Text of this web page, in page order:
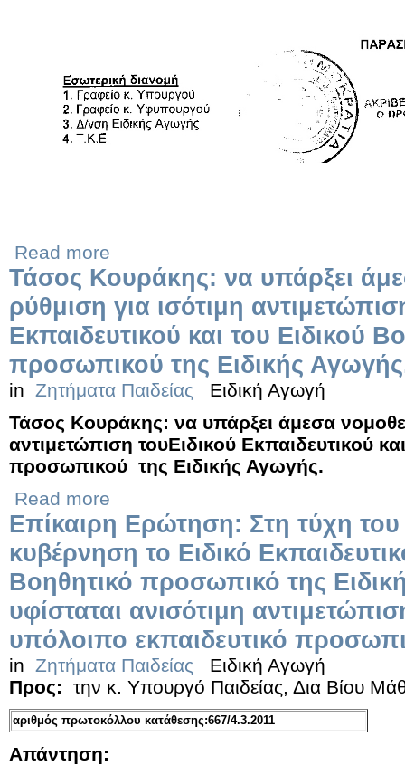
Read more
Τάσος Κουράκης: να υπάρξει
ρύθμιση για ισότιμη
Εκπαιδευτικού και του Ειδικού
προσωπικού της Ειδικής
in Ζητήματα Παιδείας
Ειδική Αγωγή
Τάσος Κουράκης: να υπάρξει άμεσα
αντιμετώπιση τουΕιδικού Εκπαιδευτικού
προσωπικού της Ειδικής Αγωγής.
Read more
Επίκαιρη Ερώτηση: Στη τύχη του
κυβέρνηση το Ειδικό
Βοηθητικό προσωπικό της
υφίσταται ανισότιμη
υπόλοιπο εκπαιδευτικό
in Ζητήματα Παιδείας
Ειδική Αγωγή
Προς:
την κ. Υπουργό Παιδείας, Δια Βίου
αριθμός πρωτοκόλλου κατάθεσης:667/4.3.2011
Απάντηση: